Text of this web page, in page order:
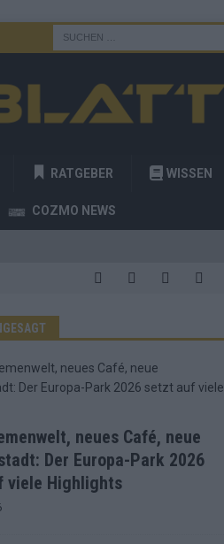
RATGEBER WISSEN
COZMO NEWS
neues Café, neue
Der Europa-Park 2026
viele Highlights